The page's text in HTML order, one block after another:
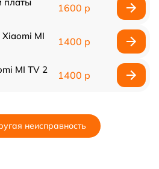
1600 р
MI
1400 р
MI TV 2
1400 р
неисправность